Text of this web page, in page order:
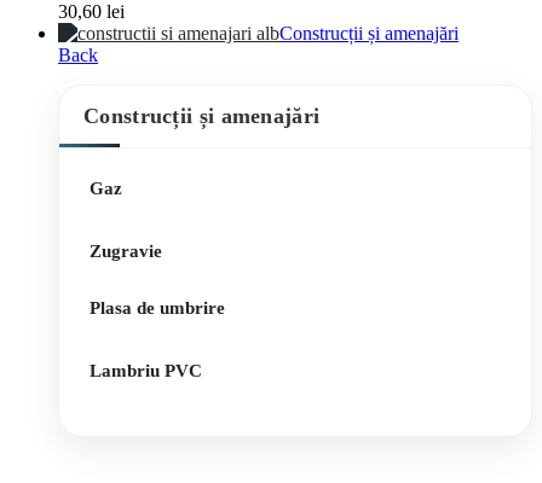
30,60 lei
Construcții și amenajări
Back
Construcții și amenajări
Gaz
Zugravie
Plasa de umbrire
Lambriu PVC